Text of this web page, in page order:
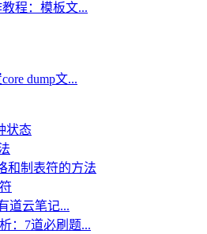
教程：模板文...
dump文...
状态
和制表符的方法
道云笔记...
：7道必刷题...